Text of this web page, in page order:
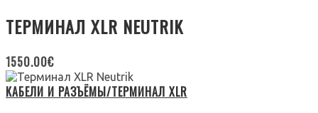
ТЕРМИНАЛ XLR NEUTRIK
1550.00€
КАБЕЛИ И РАЗЪЁМЫ/ТЕРМИНАЛ XLR